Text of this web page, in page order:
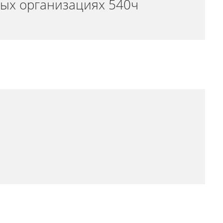
организациях 540ч